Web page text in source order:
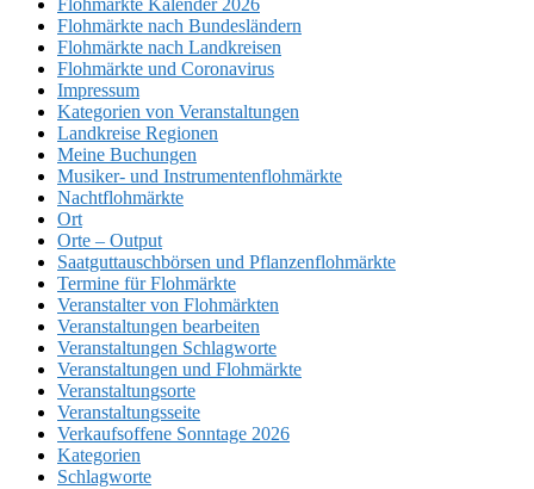
Flohmärkte Kalender 2026
Flohmärkte nach Bundesländern
Flohmärkte nach Landkreisen
Flohmärkte und Coronavirus
Impressum
Kategorien von Veranstaltungen
Landkreise Regionen
Meine Buchungen
Musiker- und Instrumentenflohmärkte
Nachtflohmärkte
Ort
Orte – Output
Saatguttauschbörsen und Pflanzenflohmärkte
Termine für Flohmärkte
Veranstalter von Flohmärkten
Veranstaltungen bearbeiten
Veranstaltungen Schlagworte
Veranstaltungen und Flohmärkte
Veranstaltungsorte
Veranstaltungsseite
Verkaufsoffene Sonntage 2026
Kategorien
Schlagworte